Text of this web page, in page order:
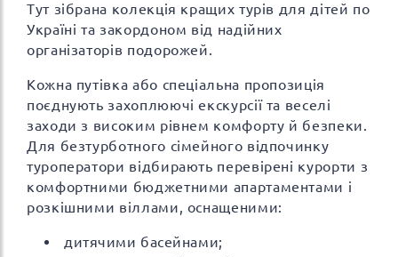
Тут зібрана колекція кращих турів для дітей по
Україні та закордоном від надійних
організаторів подорожей.
Кожна путівка або спеціальна пропозиція
поєднують захоплюючі екскурсії та веселі
заходи з високим рівнем комфорту й безпеки.
Для безтурботного сімейного відпочинку
туроператори відбирають перевірені курорти з
комфортними бюджетними апартаментами і
розкішними віллами, оснащеними:
дитячими басейнами;